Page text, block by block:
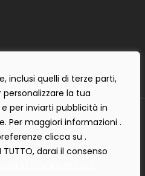
inclusi quelli di terze parti,
la tua
per inviarti pubblicità in
Per maggiori informazioni .
clicca su .
TUTTO, darai il consenso
di Martellini Nicoletta